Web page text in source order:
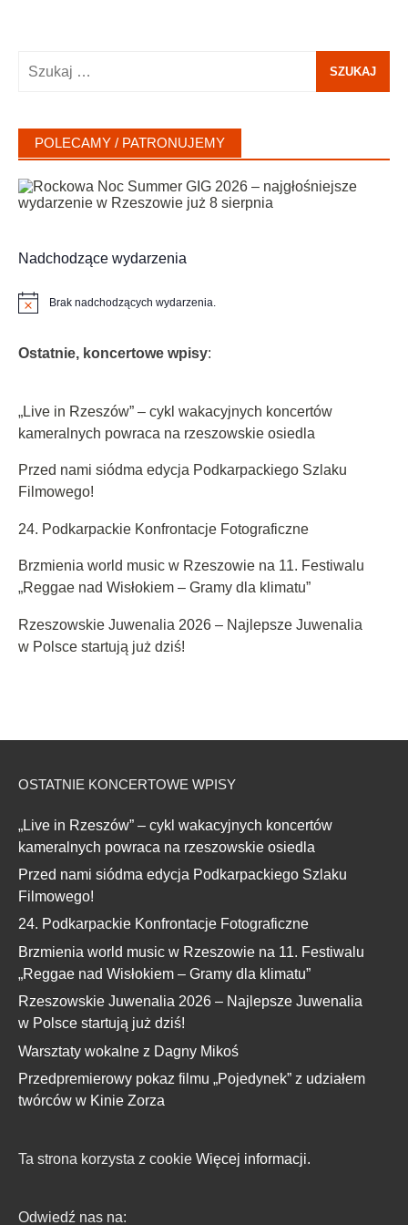
POLECAMY / PATRONUJEMY
Nadchodzące wydarzenia
Powiadomienie
Brak nadchodzących wydarzenia.
Ostatnie, koncertowe wpisy:
„Live in Rzeszów” – cykl wakacyjnych koncertów
kameralnych powraca na rzeszowskie osiedla
Przed nami siódma edycja Podkarpackiego Szlaku
Filmowego!
24. Podkarpackie Konfrontacje Fotograficzne
Brzmienia world music w Rzeszowie na 11. Festiwalu
„Reggae nad Wisłokiem – Gramy dla klimatu”
Rzeszowskie Juwenalia 2026 – Najlepsze Juwenalia
w Polsce startują już dziś!
OSTATNIE KONCERTOWE WPISY
„Live in Rzeszów” – cykl wakacyjnych koncertów
kameralnych powraca na rzeszowskie osiedla
Przed nami siódma edycja Podkarpackiego Szlaku
Filmowego!
24. Podkarpackie Konfrontacje Fotograficzne
Brzmienia world music w Rzeszowie na 11. Festiwalu
„Reggae nad Wisłokiem – Gramy dla klimatu”
Rzeszowskie Juwenalia 2026 – Najlepsze Juwenalia
w Polsce startują już dziś!
Warsztaty wokalne z Dagny Mikoś
Przedpremierowy pokaz filmu „Pojedynek” z udziałem
twórców w Kinie Zorza
Ta strona korzysta z cookie Więcej informacji.
Odwiedź nas na: